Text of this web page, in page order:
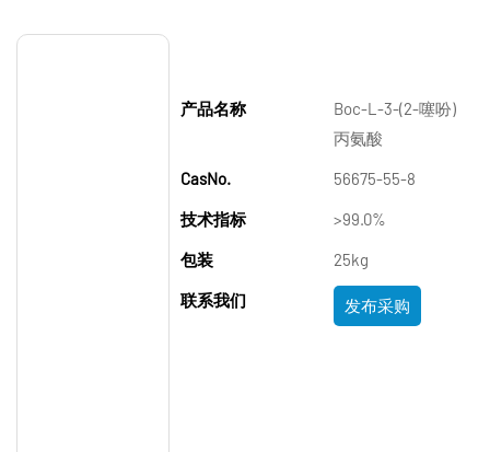
产品名称
Boc-L-3-(2-噻吩)
丙氨酸
CasNo. 56675-55-8
技术指标 >99.0%
包装 25kg
联系我们 发布采购